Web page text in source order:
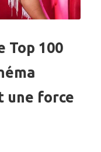
Top 100
une force